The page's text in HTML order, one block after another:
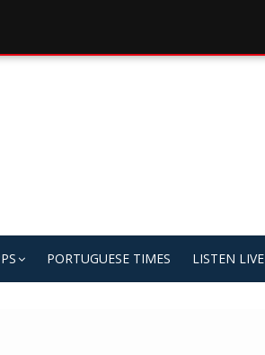
PORTUGUESE TIMES LISTEN LIVE